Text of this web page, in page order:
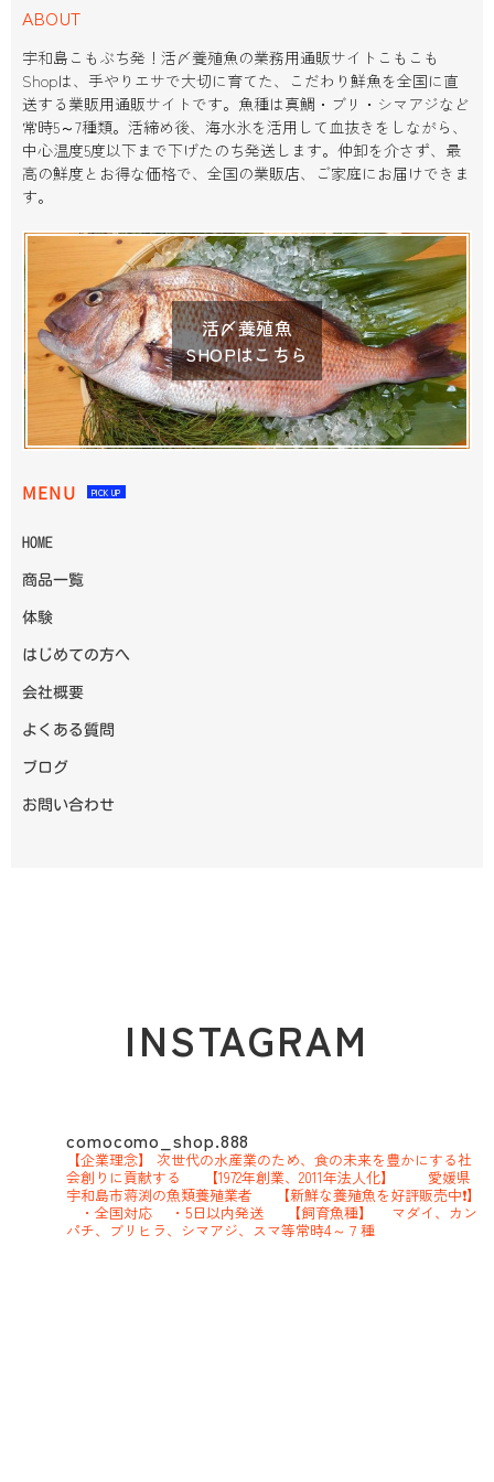
ABOUT
宇和島こもぶち発！活〆養殖魚の業務用通販サイトこもこも
Shopは、手やりエサで大切に育てた、こだわり鮮魚を全国に直
送する業販用通販サイトです。魚種は真鯛・ブリ・シマアジなど
常時5～7種類。活締め後、海水氷を活用して血抜きをしながら、
中心温度5度以下まで下げたのち発送します。仲卸を介さず、最
高の鮮度とお得な価格で、全国の業販店、ご家庭にお届けできま
す。
活〆養殖魚
SHOPはこちら
MENU PICK UP
HOME
商品一覧
体験
はじめての方へ
会社概要
よくある質問
ブログ
お問い合わせ
INSTAGRAM
comocomo_shop.888
【企業理念】
次世代の水産業のため、食の未来を豊かにする社
会創りに貢献する
【1972年創業、2011年法人化】
愛媛県
宇和島市蒋渕の魚類養殖業者
【新鮮な養殖魚を好評販売中❗】
・全国対応 ・5日以内発送 【飼育魚種】
マダイ、カン
パチ、ブリヒラ、シマアジ、スマ等常時4～７種